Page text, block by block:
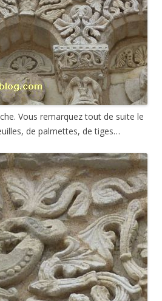
Vous remarquez tout de suite le
de palmettes, de tiges…